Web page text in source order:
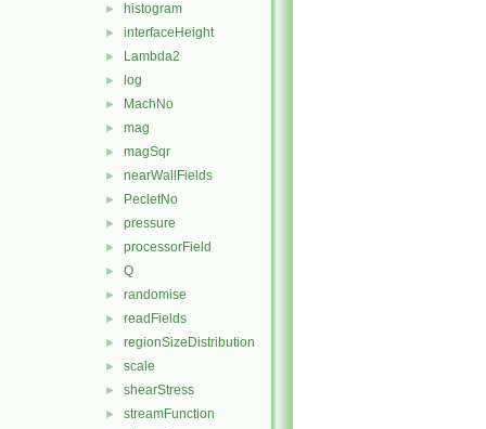
► histogram
► interfaceHeight
► Lambda2
► log
► MachNo
► mag
► magSqr
► nearWallFields
► PecletNo
► pressure
► processorField
► Q
► randomise
► readFields
► regionSizeDistribution
► scale
► shearStress
► streamFunction